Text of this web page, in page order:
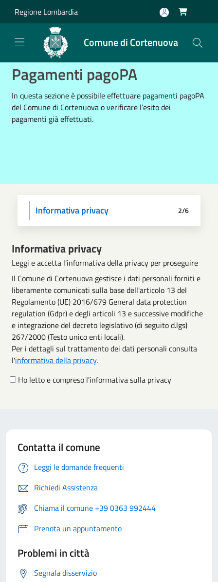
Regione Lombardia 
Comune di Cortenuova
Pagamenti pagoPA
In questa sezione è possibile effettuare pagamenti pagoPA
del Comune di Cortenuova o verificare l’esito dei
pagamenti già effettuati.
Scegli operazione
Informativa privacy
Scegli il pagamento
Dati anagrafici
Paga
Riepilogo 2/6
Informativa privacy
Leggi e accetta l'informativa della privacy per proseguire
Il Comune di Cortenuova gestisce i dati personali forniti e
liberamente comunicati sulla base dell'articolo 13 del
Regolamento (UE) 2016/679 General data protection
regulation (Gdpr) e degli articoli 13 e successive modifiche
e integrazione del decreto legislativo (di seguito d.lgs)
267/2000 (Testo unico enti locali).
Per i dettagli sul trattamento dei dati personali consulta
l'informativa della privacy.
Ho letto e compreso l'informativa sulla privacy
Contatta il comune
Leggi le domande frequenti
Richiedi Assistenza
Chiama il comune +39 0363 992444
Prenota un appuntamento
Problemi in città
Segnala disservizio